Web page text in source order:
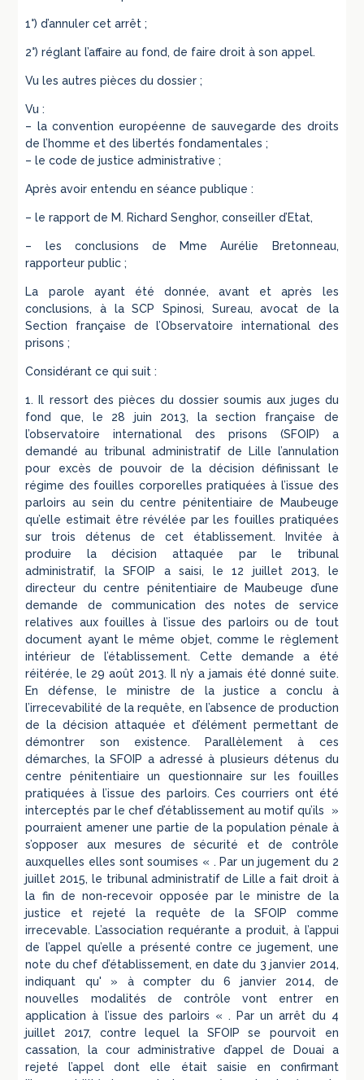
1°) d’annuler cet arrêt ;
2°) réglant l’affaire au fond, de faire droit à son appel.
Vu les autres pièces du dossier ;
Vu :
– la convention européenne de sauvegarde des droits
de l’homme et des libertés fondamentales ;
– le code de justice administrative ;
Après avoir entendu en séance publique :
– le rapport de M. Richard Senghor, conseiller d’Etat,
– les conclusions de Mme Aurélie Bretonneau,
rapporteur public ;
La parole ayant été donnée, avant et après les
conclusions, à la SCP Spinosi, Sureau, avocat de la
Section française de l’Observatoire international des
prisons ;
Considérant ce qui suit :
1. Il ressort des pièces du dossier soumis aux juges du
fond que, le 28 juin 2013, la section française de
l’observatoire international des prisons (SFOIP) a
demandé au tribunal administratif de Lille l’annulation
pour excès de pouvoir de la décision définissant le
régime des fouilles corporelles pratiquées à l’issue des
parloirs au sein du centre pénitentiaire de Maubeuge
qu’elle estimait être révélée par les fouilles pratiquées
sur trois détenus de cet établissement. Invitée à
produire la décision attaquée par le tribunal
administratif, la SFOIP a saisi, le 12 juillet 2013, le
directeur du centre pénitentiaire de Maubeuge d’une
demande de communication des notes de service
relatives aux fouilles à l’issue des parloirs ou de tout
document ayant le même objet, comme le règlement
intérieur de l’établissement. Cette demande a été
réitérée, le 29 août 2013. Il n’y a jamais été donné suite.
En défense, le ministre de la justice a conclu à
l’irrecevabilité de la requête, en l’absence de production
de la décision attaquée et d’élément permettant de
démontrer son existence. Parallèlement à ces
démarches, la SFOIP a adressé à plusieurs détenus du
centre pénitentiaire un questionnaire sur les fouilles
pratiquées à l’issue des parloirs. Ces courriers ont été
interceptés par le chef d’établissement au motif qu’ils »
pourraient amener une partie de la population pénale à
s’opposer aux mesures de sécurité et de contrôle
auxquelles elles sont soumises « . Par un jugement du 2
juillet 2015, le tribunal administratif de Lille a fait droit à
la fin de non-recevoir opposée par le ministre de la
justice et rejeté la requête de la SFOIP comme
irrecevable. L’association requérante a produit, à l’appui
de l’appel qu’elle a présenté contre ce jugement, une
note du chef d’établissement, en date du 3 janvier 2014,
indiquant qu' » à compter du 6 janvier 2014, de
nouvelles modalités de contrôle vont entrer en
application à l’issue des parloirs « . Par un arrêt du 4
juillet 2017, contre lequel la SFOIP se pourvoit en
cassation, la cour administrative d’appel de Douai a
rejeté l’appel dont elle était saisie en confirmant